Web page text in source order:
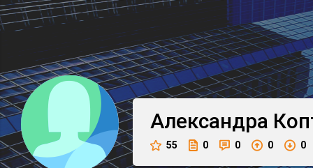
Александра
55 0 0 0 0